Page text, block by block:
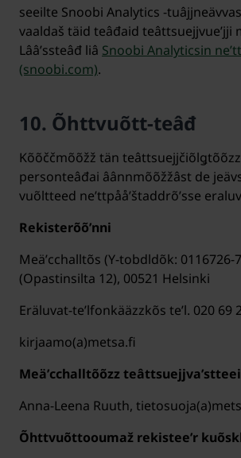
seeilte Snoobi Analytics -
vaaldaš täid teâđaid teâttsuejjvueʹjji
Lââʹssteâđ liâ Snoobi Analyticsin
(snoobi.com).
10. Õhttvuõtt-teâđ
Kõõččmõõžž tän
personteâđai âânnmõõžžâst de
vuõltteed neʹttpååʹštaddrõʹsse
Rekisterõõʹnni
Meäʹcchalltõs (Y-tobdldõk: 0116726-
(Opastinsilta 12), 00521 Helsinki
Eräluvat-teʹlfonkääzzkõs teʹl. 020 69
kirjaamo(a)metsa.fi
Meäʹcchalltõõzz teâttsuejjvaʹstteei
Anna-Leena Ruuth,
Õhttvuõttooumaž rekisteeʹr